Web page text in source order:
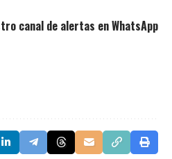
canal de alertas en WhatsApp